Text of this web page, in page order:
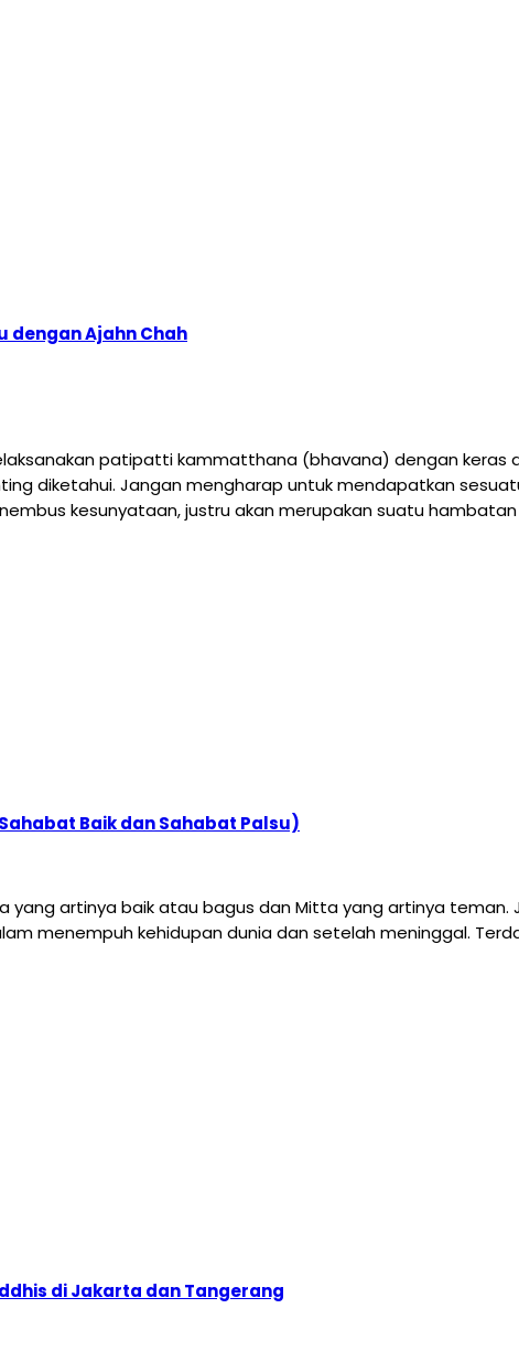
dengan Ajahn Chah
patipatti kammatthana (bhavana) dengan
diketahui. Jangan mengharap untuk mendapatkan
kesunyataan, justru akan merupakan suatu hambatan
Baik dan Sahabat Palsu)
yang artinya baik atau bagus dan Mitta yang artinya
menempuh kehidupan dunia dan setelah meninggal.
di Jakarta dan Tangerang